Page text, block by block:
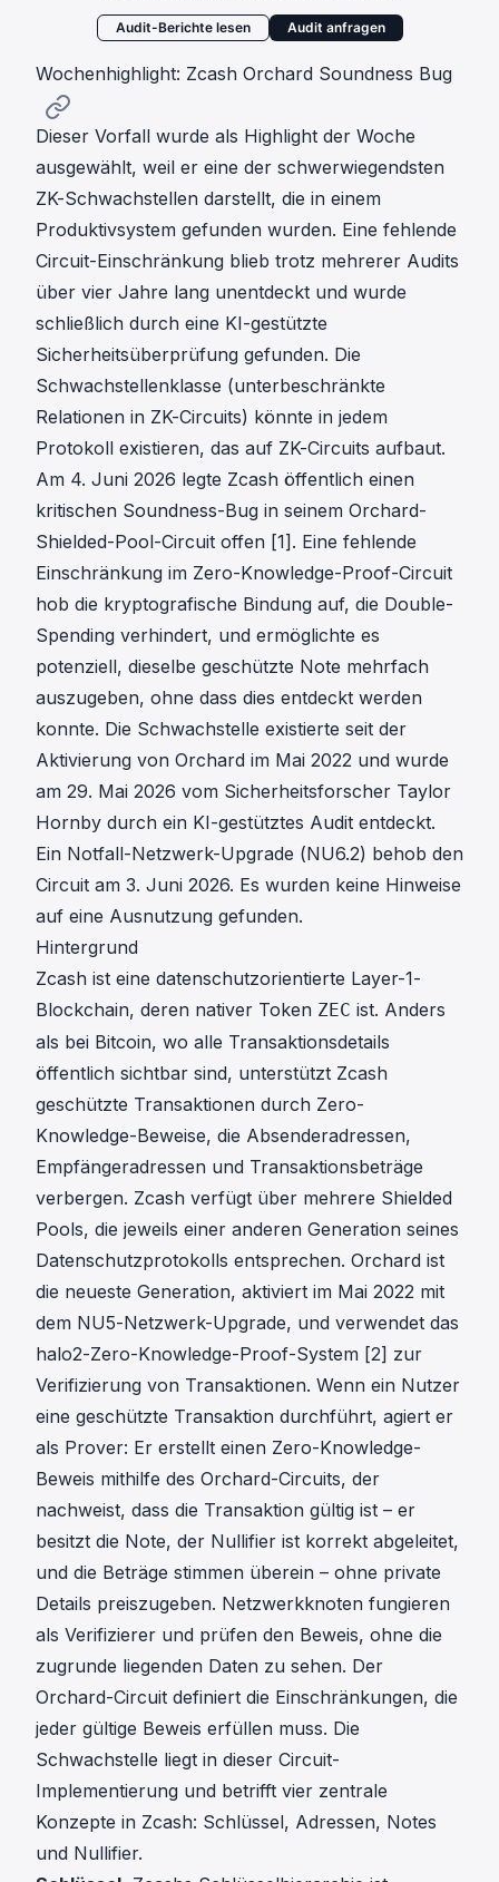
Audit-Berichte lesen Audit anfragen
Wochenhighlight: Zcash Orchard Soundness Bug
Dieser Vorfall wurde als Highlight der Woche
ausgewählt, weil er eine der schwerwiegendsten
ZK-Schwachstellen darstellt, die in einem
Produktivsystem gefunden wurden. Eine fehlende
Circuit-Einschränkung blieb trotz mehrerer Audits
über vier Jahre lang unentdeckt und wurde
schließlich durch eine KI-gestützte
Sicherheitsüberprüfung gefunden. Die
Schwachstellenklasse (unterbeschränkte
Relationen in ZK-Circuits) könnte in jedem
Protokoll existieren, das auf ZK-Circuits aufbaut.
Am 4. Juni 2026 legte Zcash öffentlich einen
kritischen Soundness-Bug in seinem Orchard-
Shielded-Pool-Circuit offen [1] . Eine fehlende
Einschränkung im Zero-Knowledge-Proof-Circuit
hob die kryptografische Bindung auf, die Double-
Spending verhindert, und ermöglichte es
potenziell, dieselbe geschützte Note mehrfach
auszugeben, ohne dass dies entdeckt werden
konnte. Die Schwachstelle existierte seit der
Aktivierung von Orchard im Mai 2022 und wurde
am 29. Mai 2026 vom Sicherheitsforscher Taylor
Hornby durch ein KI-gestütztes Audit entdeckt.
Ein Notfall-Netzwerk-Upgrade (NU6.2) behob den
Circuit am 3. Juni 2026. Es wurden keine Hinweise
auf eine Ausnutzung gefunden.
Hintergrund
Zcash ist eine datenschutzorientierte Layer-1-
Blockchain, deren nativer Token ZEC ist. Anders
als bei Bitcoin, wo alle Transaktionsdetails
öffentlich sichtbar sind, unterstützt Zcash
geschützte Transaktionen durch Zero-
Knowledge-Beweise, die Absenderadressen,
Empfängeradressen und Transaktionsbeträge
verbergen. Zcash verfügt über mehrere Shielded
Pools, die jeweils einer anderen Generation seines
Datenschutzprotokolls entsprechen. Orchard ist
die neueste Generation, aktiviert im Mai 2022 mit
dem NU5-Netzwerk-Upgrade, und verwendet das
halo2-Zero-Knowledge-Proof-System [2] zur
Verifizierung von Transaktionen. Wenn ein Nutzer
eine geschützte Transaktion durchführt, agiert er
als Prover: Er erstellt einen Zero-Knowledge-
Beweis mithilfe des Orchard-Circuits, der
nachweist, dass die Transaktion gültig ist – er
besitzt die Note, der Nullifier ist korrekt abgeleitet,
und die Beträge stimmen überein – ohne private
Details preiszugeben. Netzwerkknoten fungieren
als Verifizierer und prüfen den Beweis, ohne die
zugrunde liegenden Daten zu sehen. Der
Orchard-Circuit definiert die Einschränkungen, die
jeder gültige Beweis erfüllen muss. Die
Schwachstelle liegt in dieser Circuit-
Implementierung und betrifft vier zentrale
Konzepte in Zcash: Schlüssel, Adressen, Notes
und Nullifier.